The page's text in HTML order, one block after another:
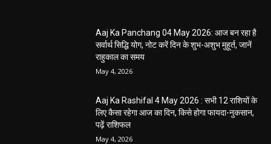
Aaj Ka Panchang 04 May 2026: आज बन रहा है
सर्वार्थ सिद्धि योग, नोट करें दिन के शुभ-अशुभ मुहूर्त, जानें
राहुकाल का समय
May 4, 2026
Aaj Ka Rashifal 4 May 2026 : सभी 12 राशियों के
लिए कैसा रहेगा आज का दिन, किसे होगा फायदा-नुकसान,
पढ़ें राशिफल
May 4, 2026